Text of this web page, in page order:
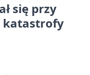
się przy
katastrofy